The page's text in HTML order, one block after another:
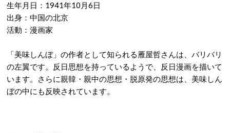
生年月日： 1941年10月6日
出身：中国の北京
活動：漫画家
「美味しんぼ」の作者として知られる雁屋哲さんは、バリバリ
の左翼です。反日思想を持っているようで、反日漫画を描いて
います。さらに親韓・親中の思想・脱原発の思想は、美味しん
ぼの中にも反映されています。